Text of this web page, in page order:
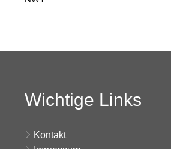
Wichtige Links
Kontakt